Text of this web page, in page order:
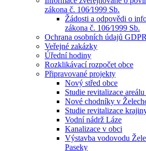
zákona č. 106⁄1999 Sb.
Žádosti a odpovědi o
zákona č. 106⁄1999 Sb.
Ochrana osobních údajů GDPR
Veřejné zakázky
Úřední hodiny
Rozklikávací rozpočet obce
Připravované projekty
Nový střed obce
Studie revitalizace
Nové chodníky v
Studie revitalizace
Vodní nádrž Láze
Kanalizace v obci
Výstavba vodovodu
Paseky